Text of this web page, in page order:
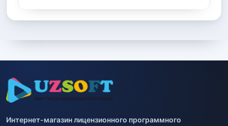
Интернет-магазин лицензионного программного